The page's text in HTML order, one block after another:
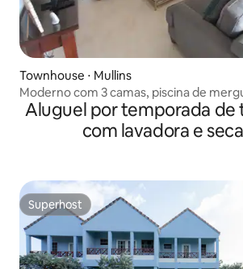
Townhouse ⋅ Mullins
Moderno com 3 camas, piscina de
fechado
Aluguel por temporada de
com lavadora e
Superhost
Superhost